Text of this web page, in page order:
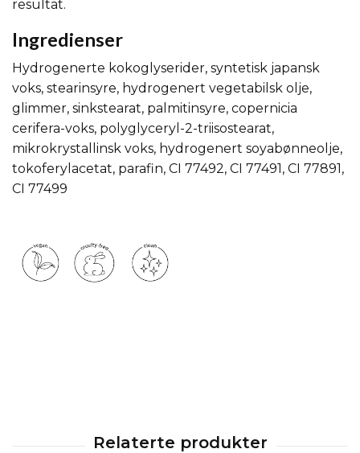
resultat.
Ingredienser
Hydrogenerte kokoglyserider, syntetisk japansk
voks, stearinsyre, hydrogenert vegetabilsk olje,
glimmer, sinkstearat, palmitinsyre, copernicia
cerifera-voks, polyglyceryl-2-triisostearat,
mikrokrystallinsk voks, hydrogenert soyabønneolje,
tokoferylacetat, parafin, CI 77492, CI 77491, CI 77891,
CI 77499